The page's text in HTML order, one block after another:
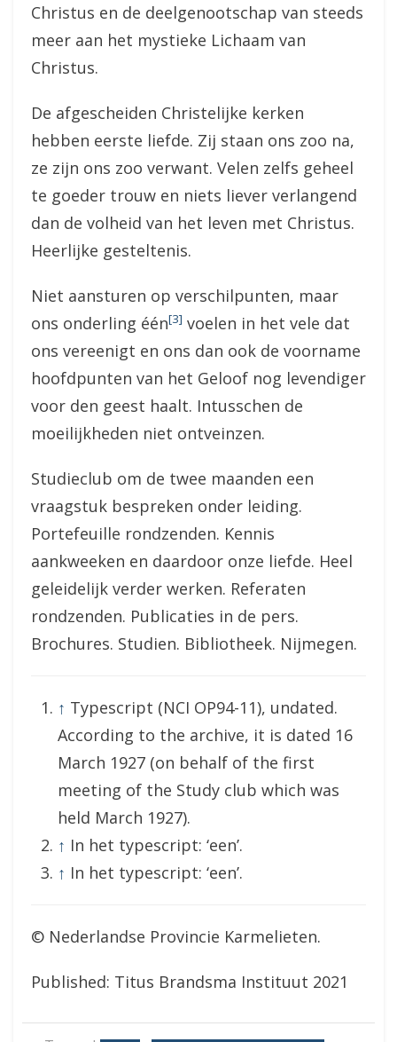
Christus en de deelgenootschap van steeds
meer aan het mystieke Lichaam van
Christus.
De afgescheiden Christelijke kerken
hebben eerste liefde. Zij staan ons zoo na,
ze zijn ons zoo verwant. Velen zelfs geheel
te goeder trouw en niets liever verlangend
dan de volheid van het leven met Christus.
Heerlijke gesteltenis.
Niet aansturen op verschilpunten, maar
ons onderling één[3] voelen in het vele dat
ons vereenigt en ons dan ook de voorname
hoofdpunten van het Geloof nog levendiger
voor den geest haalt. Intusschen de
moeilijkheden niet ontveinzen.
Studieclub om de twee maanden een
vraagstuk bespreken onder leiding.
Portefeuille rondzenden. Kennis
aankweeken en daardoor onze liefde. Heel
geleidelijk verder werken. Referaten
rondzenden. Publicaties in de pers.
Brochures. Studien. Bibliotheek. Nijmegen.
↑ Typescript (NCI OP94-11), undated.
According to the archive, it is dated 16
March 1927 (on behalf of the first
meeting of the Study club which was
held March 1927).
↑ In het typescript: ‘een’.
↑ In het typescript: ‘een’.
© Nederlandse Provincie Karmelieten.
Published: Titus Brandsma Instituut 2021